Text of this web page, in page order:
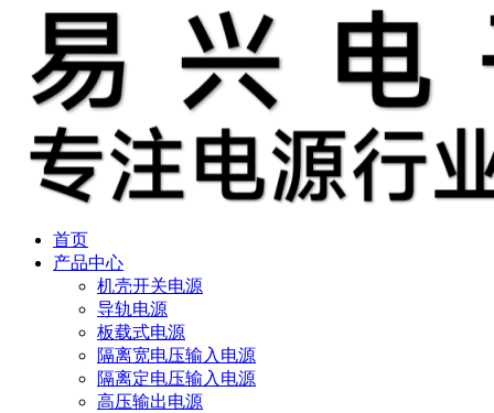
首页
产品中心
机壳开关电源
导轨电源
板载式电源
隔离宽电压输入电源
隔离定电压输入电源
高压输出电源